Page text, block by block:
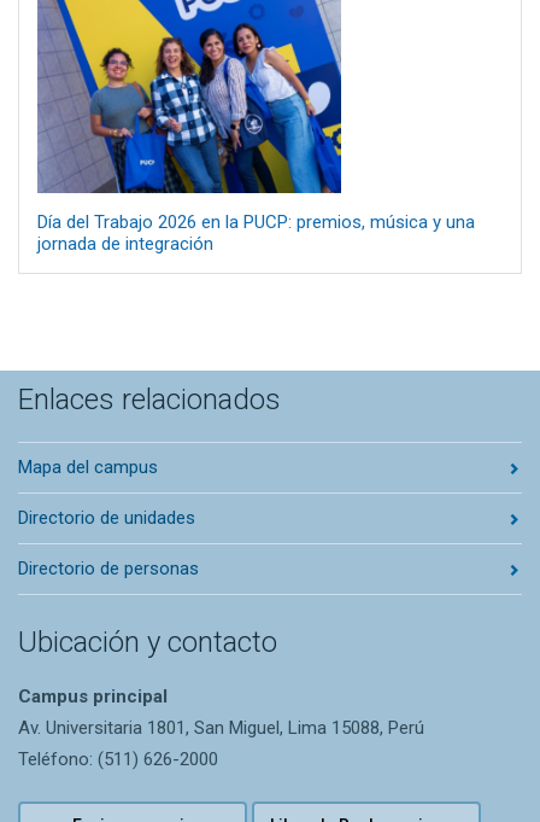
Día del Trabajo 2026 en la PUCP: premios, música y una
jornada de integración
Enlaces relacionados
Mapa del campus
Directorio de unidades
Directorio de personas
Ubicación y contacto
Campus principal
Av. Universitaria 1801, San Miguel, Lima 15088, Perú
Teléfono: (511) 626-2000